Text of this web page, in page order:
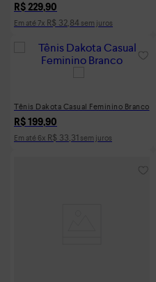
R$ 229,90
Em até 7x R$ 32,84 sem juros
Tênis Dakota Casual Feminino Branco
R$ 199,90
Em até 6x R$ 33,31 sem juros